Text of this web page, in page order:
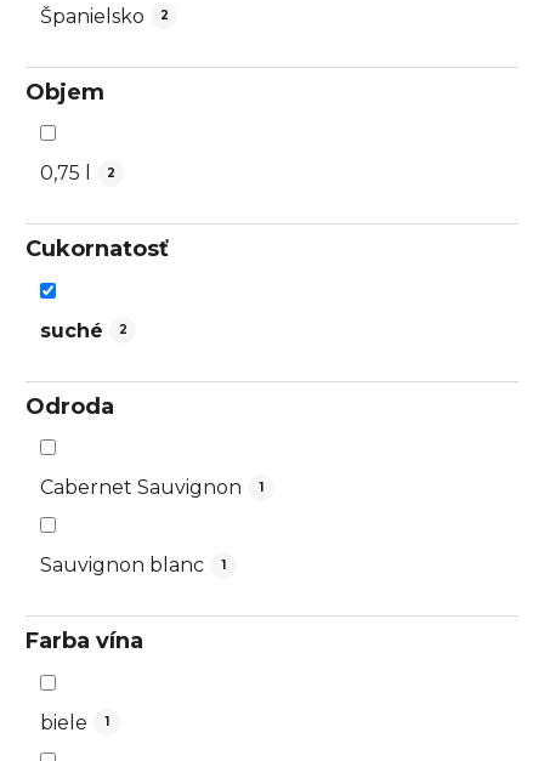
Španielsko 2
Objem
0,75 l 2
Cukornatosť
suché 2
Odroda
Cabernet Sauvignon 1
Sauvignon blanc 1
Farba vína
biele 1